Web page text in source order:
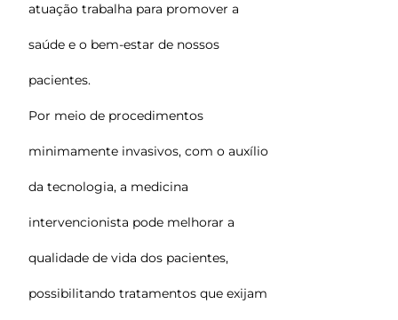
atuação trabalha para promover a
saúde e o bem-estar de nossos
pacientes.
Por meio de procedimentos
minimamente invasivos, com o auxílio
da tecnologia, a medicina
intervencionista pode melhorar a
qualidade de vida dos pacientes,
possibilitando tratamentos que exijam